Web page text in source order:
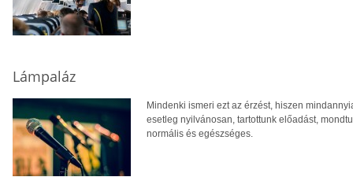
Lámpaláz
Mindenki ismeri ezt az érzést, hiszen
esetleg nyilvánosan, tartottunk előadást,
normális és egészséges.